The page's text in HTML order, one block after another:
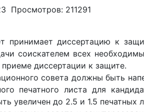
Просмотров: 211291
принимает диссертацию к
соискателем всех
диссертации к защите.
совета должны быть
печатного листа для
увеличен до 2.5 и 1.5 печатных